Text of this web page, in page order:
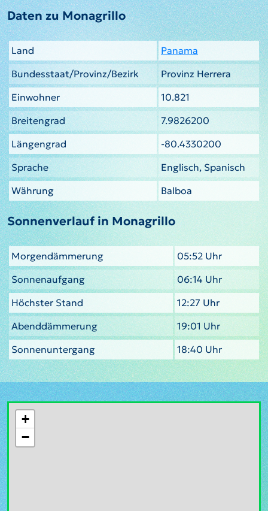
Daten zu Monagrillo
Land
Panama
Bundesstaat/Provinz/Bezirk
Provinz Herrera
Einwohner
10.821
Breitengrad
7.9826200
Längengrad
-80.4330200
Sprache
Englisch, Spanisch
Währung
Balboa
Sonnenverlauf in Monagrillo
Morgendämmerung
05:52 Uhr
Sonnenaufgang
06:14 Uhr
Höchster Stand
12:27 Uhr
Abenddämmerung
19:01 Uhr
Sonnenuntergang
18:40 Uhr
+
−